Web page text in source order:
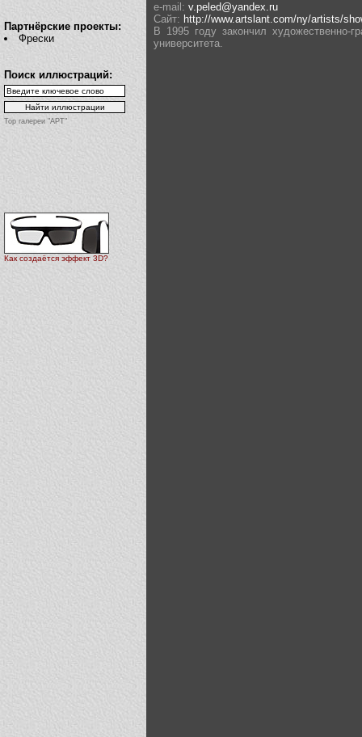
Партнёрские проекты:
Фрески
Поиск иллюстраций:
Top галереи "АРТ"
Как создаётся эффект 3D?
e-mail: v.peled@yandex.ru
Сайт: http://www.artslant.com/ny/artists/
В 1995 году закончил художественно-
университета.